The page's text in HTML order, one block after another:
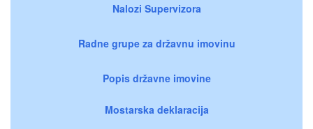
Nalozi Supervizora
Radne grupe za državnu imovinu
Popis državne imovine
Mostarska deklaracija